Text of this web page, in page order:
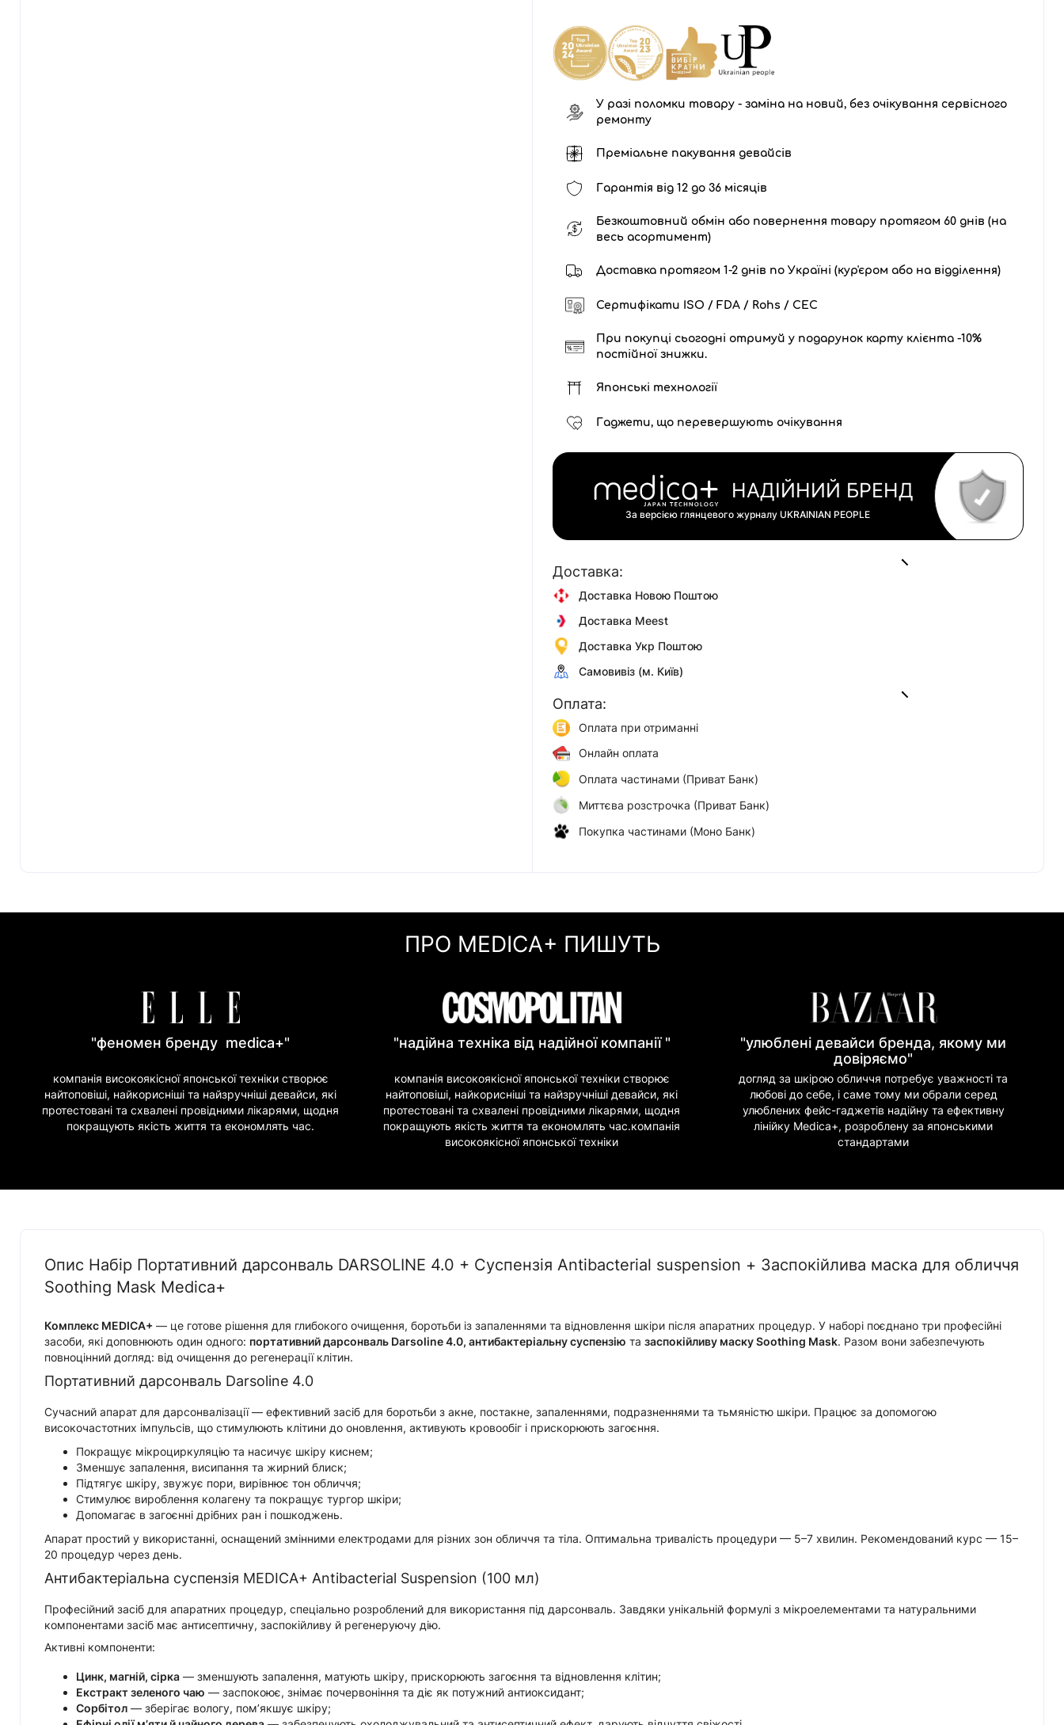
У разі поломки товару - заміна на новий, без очікування сервісного
ремонту
Преміальне пакування девайсів
Гарантія від 12 до 36 місяців
Безкоштовний обмін або повернення товару протягом 60 днів (на
весь асортимент)
Доставка протягом 1-2 днів по Україні (кур'єром або на відділення)
Сертифікати ISO / FDA / Rohs / CEC
При покупці сьогодні отримуй у подарунок карту клієнта -10%
постійної знижки.
Японські технології
Гаджети, що перевершують очікування
НАДІЙНИЙ БРЕНД
За версією глянцевого журналу UKRAINIAN PEOPLE
Доставка:
Доставка Новою Поштою
Доставка Meest
Доставка Укр Поштою
Самовивіз (м. Київ)
Оплата:
Оплата при отриманні
Онлайн оплата
Оплата частинами (Приват Банк)
Миттєва розстрочка (Приват Банк)
Покупка частинами (Моно Банк)
ПРО MEDICA+ ПИШУТЬ
"феномен бренду medica+"
компанія високоякісної японської техніки створює
найтоповіші, найкорисніші та найзручніші девайси, які
протестовані та схвалені провідними лікарями, щодня
покращують якість життя та економлять час.
"надійна техніка від надійної компанії "
компанія високоякісної японської техніки створює
найтоповіші, найкорисніші та найзручніші девайси, які
протестовані та схвалені провідними лікарями, щодня
покращують якість життя та економлять час.компанія
високоякісної японської техніки
"улюблені девайси бренда, якому ми
довіряємо"
догляд за шкірою обличчя потребує уважності та
любові до себе, і саме тому ми обрали серед
улюблених фейс-гаджетів надійну та ефективну
лінійку Medica+, розроблену за японськими
стандартами
Опис Набір Портативний дарсонваль DARSOLINE 4.0 + Суспензія Antibacterial suspension + Заспокійлива маска для обличчя
Soothing Mask Medica+
Комплекс MEDICA+ — це готове рішення для глибокого очищення, боротьби із запаленнями та відновлення шкіри після апаратних процедур. У наборі поєднано три професійні
засоби, які доповнюють один одного: портативний дарсонваль Darsoline 4.0, антибактеріальну суспензію та заспокійливу маску Soothing Mask. Разом вони забезпечують
повноцінний догляд: від очищення до регенерації клітин.
Портативний дарсонваль Darsoline 4.0
Сучасний апарат для дарсонвалізації — ефективний засіб для боротьби з акне, постакне, запаленнями, подразненнями та тьмяністю шкіри. Працює за допомогою
високочастотних імпульсів, що стимулюють клітини до оновлення, активують кровообіг і прискорюють загоєння.
Покращує мікроциркуляцію та насичує шкіру киснем;
Зменшує запалення, висипання та жирний блиск;
Підтягує шкіру, звужує пори, вирівнює тон обличчя;
Стимулює вироблення колагену та покращує тургор шкіри;
Допомагає в загоєнні дрібних ран і пошкоджень.
Апарат простий у використанні, оснащений змінними електродами для різних зон обличчя та тіла. Оптимальна тривалість процедури — 5–7 хвилин. Рекомендований курс — 15–
20 процедур через день.
Антибактеріальна суспензія MEDICA+ Antibacterial Suspension (100 мл)
Професійний засіб для апаратних процедур, спеціально розроблений для використання під дарсонваль. Завдяки унікальній формулі з мікроелементами та натуральними
компонентами засіб має антисептичну, заспокійливу й регенеруючу дію.
Активні компоненти:
Цинк, магній, сірка — зменшують запалення, матують шкіру, прискорюють загоєння та відновлення клітин;
Екстракт зеленого чаю — заспокоює, знімає почервоніння та діє як потужний антиоксидант;
Сорбітол — зберігає вологу, пом’якшує шкіру;